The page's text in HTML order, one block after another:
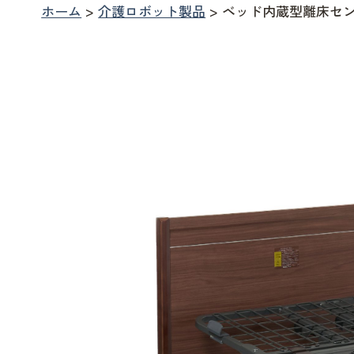
ホーム >介護ロボット製品 > ベッド内蔵型離床セ